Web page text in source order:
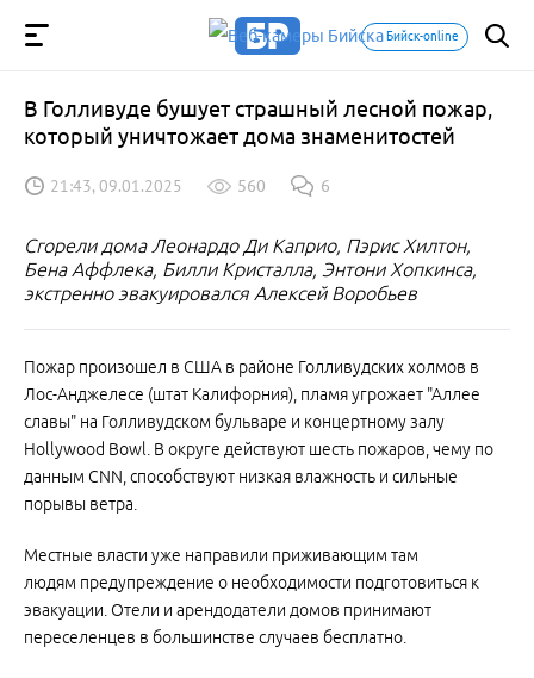
Бийск-online
В Голливуде бушует страшный лесной пожар,
который уничтожает дома знаменитостей
21:43, 09.01.2025 560 6
Сгорели дома Леонардо Ди Каприо, Пэрис Хилтон,
Бена Аффлека, Билли Кристалла, Энтони Хопкинса,
экстренно эвакуировался Алексей Воробьев
Пожар произошел в США в районе Голливудских холмов в
Лос-Анджелесе (штат Калифорния), пламя угрожает "Аллее
славы" на Голливудском бульваре и концертному залу
Hollywood Bowl. В округе действуют шесть пожаров, чему по
данным CNN, способствуют низкая влажность и сильные
порывы ветра.
Местные власти уже направили приживающим там
людям предупреждение о необходимости подготовиться к
эвакуации. Отели и арендодатели домов принимают
переселенцев в большинстве случаев бесплатно.